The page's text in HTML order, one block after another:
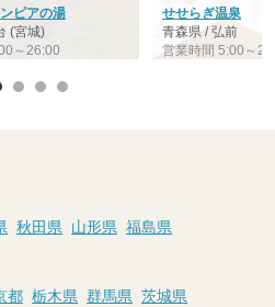
ピアの湯
(宮城)
～26:00
せせらぎ温泉
青森県 / 弘前
営業時間 5:00～
秋田県 山形県 福島県
都 栃木県 群馬県 茨城県